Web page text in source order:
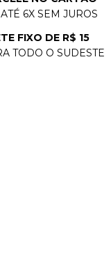
6X SEM JUROS
FIXO DE R$ 15
TODO O SUDESTE